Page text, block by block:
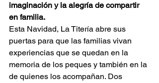
imaginación y la alegría de compartir
en familia.
Esta Navidad, La Titería abre sus
puertas para que las familias vivan
experiencias que se quedan en la
memoria de los peques y también en la
de quienes los acompañan. Dos